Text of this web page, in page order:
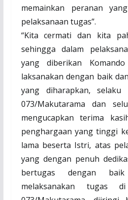
memainkan peranan
pelaksanaan tugas”.
“Kita cermati dan kita
sehingga dalam
yang diberikan
laksanakan dengan baik
yang diharapkan, selaku
073/Makutarama dan
mengucapkan terima
penghargaan yang tinggi
lama beserta Istri, atas
yang dengan penuh
bertugas dengan
melaksanakan tugas